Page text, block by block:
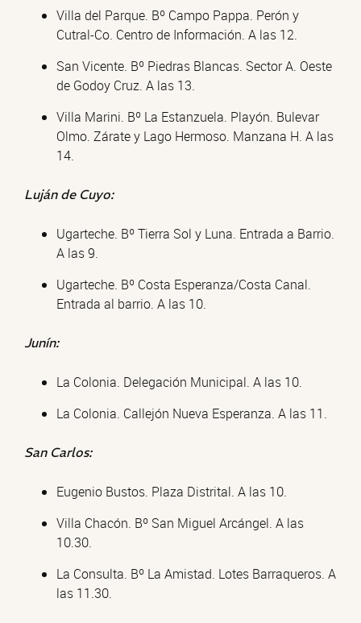
Villa del Parque. Bº Campo Pappa. Perón y
Cutral-Co. Centro de Información. A las 12.
San Vicente. Bº Piedras Blancas. Sector A. Oeste
de Godoy Cruz. A las 13.
Villa Marini. Bº La Estanzuela. Playón. Bulevar
Olmo. Zárate y Lago Hermoso. Manzana H. A las
14.
Luján de Cuyo:
Ugarteche. Bº Tierra Sol y Luna. Entrada a Barrio.
A las 9.
Ugarteche. Bº Costa Esperanza/Costa Canal.
Entrada al barrio. A las 10.
Junín:
La Colonia. Delegación Municipal. A las 10.
La Colonia. Callejón Nueva Esperanza. A las 11.
San Carlos:
Eugenio Bustos. Plaza Distrital. A las 10.
Villa Chacón. Bº San Miguel Arcángel. A las
10.30.
La Consulta. Bº La Amistad. Lotes Barraqueros. A
las 11.30.